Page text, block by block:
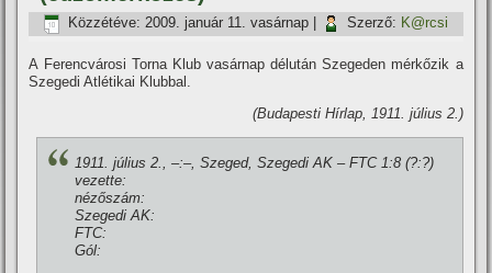
Közzétéve: 2009. január 11. vasárnap Szerző: K@rcsi
A Ferencvárosi Torna Klub vasárnap délután Szegeden mérkőzik a
Szegedi Atlétikai Klubbal.
(Budapesti Hí­rlap, 1911. július 2.)
1911. július 2., –:–, Szeged, Szegedi AK – FTC 1:8 (?:?)
vezette:
nézőszám:
Szegedi AK:
FTC:
Gól: